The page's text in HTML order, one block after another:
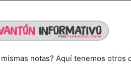
notas? Aquí tenemos otros